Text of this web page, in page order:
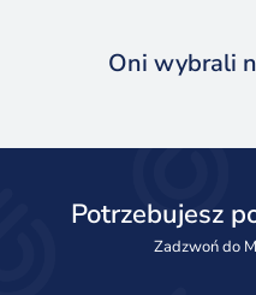
Oni wybrali
Potrzebujesz
Zadzwoń do